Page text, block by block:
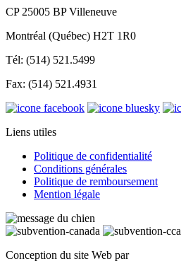
CP 25005 BP Villeneuve
Montréal (Québec) H2T 1R0
Tél: (514) 521.5499
Fax: (514) 521.4931
Liens utiles
Politique de confidentialité
Conditions générales
Politique de remboursement
Mention légale
Conception du site Web par